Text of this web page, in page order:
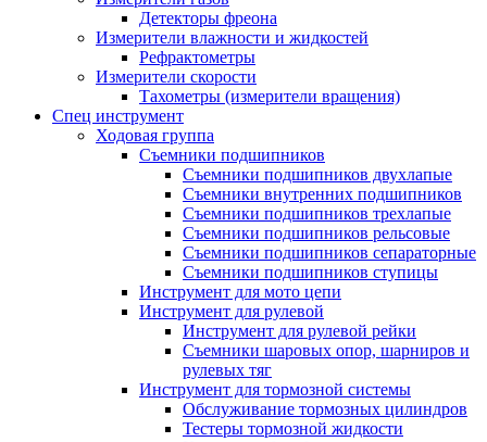
Детекторы фреона
Измерители влажности и жидкостей
Рефрактометры
Измерители скорости
Тахометры (измерители вращения)
Спец инструмент
Ходовая группа
Съемники подшипников
Съемники подшипников двухлапые
Съемники внутренних подшипников
Съемники подшипников трехлапые
Съемники подшипников рельсовые
Съемники подшипников сепараторные
Съемники подшипников ступицы
Инструмент для мото цепи
Инструмент для рулевой
Инструмент для рулевой рейки
Съемники шаровых опор, шарниров и
рулевых тяг
Инструмент для тормозной системы
Обслуживание тормозных цилиндров
Тестеры тормозной жидкости